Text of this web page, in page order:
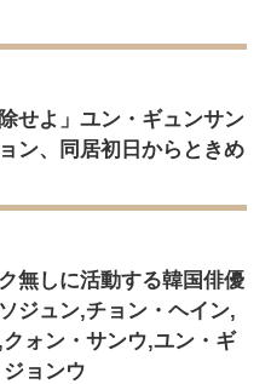
せよ」ユン・ギュンサン
ン、同居初日からときめ
無しに活動する韓国俳優
ジュン,チョン・ヘイン,
ォン・サンウ,ユン・ギ
ョンウ